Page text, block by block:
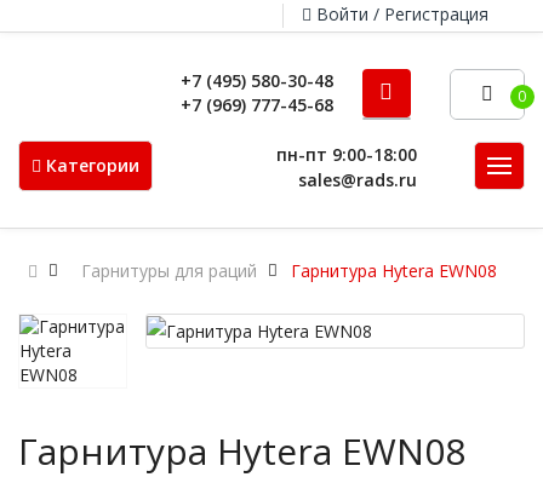
Войти / Регистрация
+7 (495) 580-30-48
+7 (969) 777-45-68
0
Категории
пн-пт 9:00-18:00
sales@rads.ru
Гарнитуры для раций Гарнитура Hytera EWN08
Гарнитура Hytera EWN08